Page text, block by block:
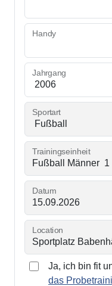
Handy
Jahrgang
Sportart
Trainingseinheit
Datum
Location
Ja, ich bin fit
das